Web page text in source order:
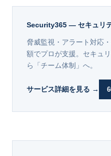
Security365 — セキュリ
脅威監視・アラート対応
額でプロが支援。セキュ
ら「チーム体制」へ。
サービス詳細を見る →